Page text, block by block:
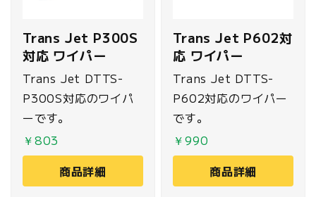
Trans Jet P300S
対応 ワイパー
Trans Jet DTTS-
P300S対応のワイパ
ーです。
￥803
商品詳細
Trans Jet P602対
応 ワイパー
Trans Jet DTTS-
P602対応のワイパー
です。
￥990
商品詳細